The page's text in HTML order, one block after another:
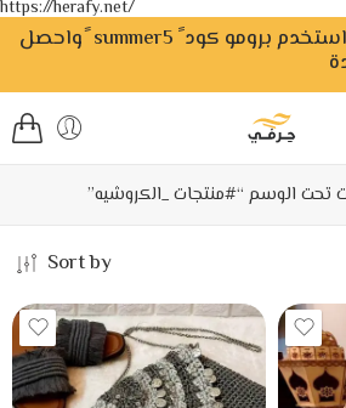
https://herafy.net/
بمناسبة فصل الصيف استخدم برومو كود ً summer5 ًواحصل
تحت الوسم “#منتجات _الكروشيه”
Sort by